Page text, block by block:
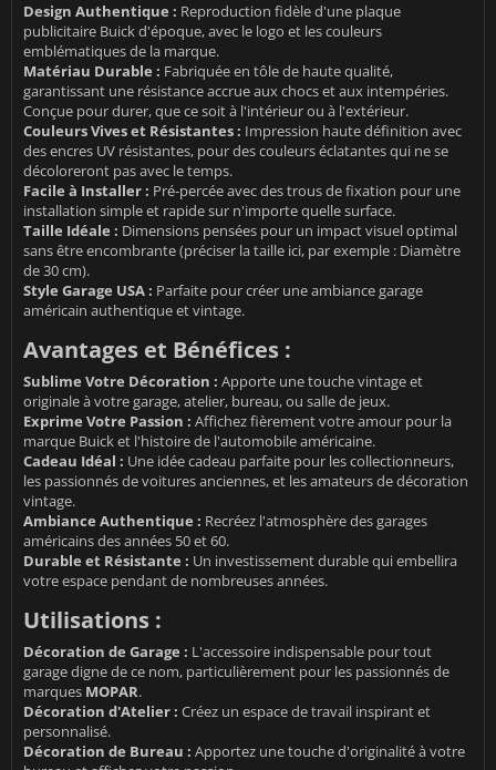
Design Authentique : Reproduction fidèle d'une plaque
publicitaire Buick d'époque, avec le logo et les couleurs
emblématiques de la marque.
Matériau Durable : Fabriquée en tôle de haute qualité,
garantissant une résistance accrue aux chocs et aux intempéries.
Conçue pour durer, que ce soit à l'intérieur ou à l'extérieur.
Couleurs Vives et Résistantes : Impression haute définition avec
des encres UV résistantes, pour des couleurs éclatantes qui ne se
décoloreront pas avec le temps.
Facile à Installer : Pré-percée avec des trous de fixation pour une
installation simple et rapide sur n'importe quelle surface.
Taille Idéale : Dimensions pensées pour un impact visuel optimal
sans être encombrante (préciser la taille ici, par exemple : Diamètre
de 30 cm).
Style Garage USA : Parfaite pour créer une ambiance garage
américain authentique et vintage.
Avantages et Bénéfices :
Sublime Votre Décoration : Apporte une touche vintage et
originale à votre garage, atelier, bureau, ou salle de jeux.
Exprime Votre Passion : Affichez fièrement votre amour pour la
marque Buick et l'histoire de l'automobile américaine.
Cadeau Idéal : Une idée cadeau parfaite pour les collectionneurs,
les passionnés de voitures anciennes, et les amateurs de décoration
vintage.
Ambiance Authentique : Recréez l'atmosphère des garages
américains des années 50 et 60.
Durable et Résistante : Un investissement durable qui embellira
votre espace pendant de nombreuses années.
Utilisations :
Décoration de Garage : L'accessoire indispensable pour tout
garage digne de ce nom, particulièrement pour les passionnés de
marques MOPAR.
Décoration d'Atelier : Créez un espace de travail inspirant et
personnalisé.
Décoration de Bureau : Apportez une touche d'originalité à votre